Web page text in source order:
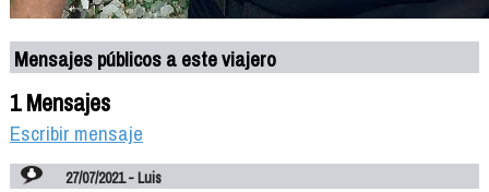
Mensajes públicos a este viajero
1 Mensajes
Escribir mensaje
27/07/2021 - Luis